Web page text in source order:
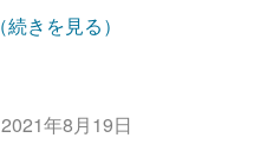
（続きを見る）
2021年8月19日